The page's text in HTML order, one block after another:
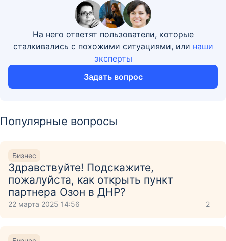
На него ответят пользователи, которые
сталкивались с похожими ситуациями, или наши
эксперты
Задать вопрос
Популярные вопросы
Бизнес
Здравствуйте! Подскажите,
пожалуйста, как открыть пункт
партнера Озон в ДНР?
22 марта 2025 14:56 2